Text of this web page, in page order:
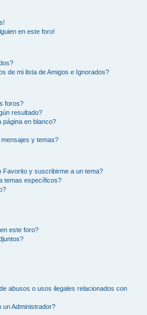
en este foro!
de mi lista de Amigos e Ignorados?
foros?
resultado?
página en blanco?
y temas?
Favorito y suscribirme a un tema?
temas específicos?
este foro?
abusos o usos ilegales relacionados con
un Administrador?